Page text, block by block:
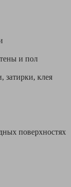
и пол
затирки, клея
поверхностях